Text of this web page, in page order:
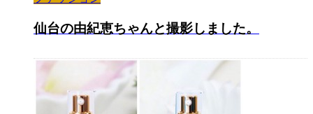
仙台の由紀恵ちゃんと撮影しました。